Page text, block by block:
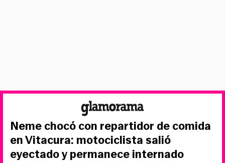
Neme chocó con repartidor de comida
en Vitacura: motociclista salió
eyectado y permanece internado